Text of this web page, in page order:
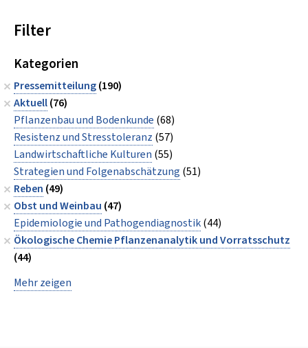
Filter
Kategorien
Pressemitteilung(190)
Aktuell(76)
Pflanzenbau und Bodenkunde (68)
Resistenz und Stresstoleranz (57)
Landwirtschaftliche Kulturen (55)
Strategien und Folgenabschätzung (51)
Reben (49)
Obst und Weinbau (47)
Epidemiologie und Pathogendiagnostik(44)
Ökologische Chemie Pflanzenanalytik und Vorratsschutz
(44)
Mehr zeigen